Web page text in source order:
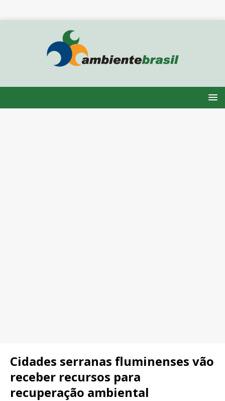
Cidades serranas fluminenses vão
receber recursos para
recuperação ambiental